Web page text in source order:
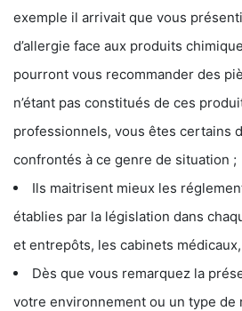
exemple il arrivait que vous
d’allergie face aux produits
pourront vous recommander des
n’étant pas constitués de ces
professionnels, vous êtes certains
confrontés à ce genre de situation ;
Ils maitrisent mieux les
établies par la législation dans
et entrepôts, les cabinets
Dès que vous remarquez la
votre environnement ou un type de